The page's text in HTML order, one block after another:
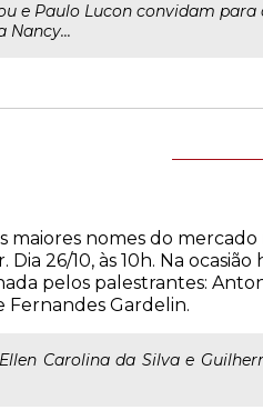
e Paulo Lucon convidam
Nancy...
maiores nomes do
26/10, às 10h. Na ocasião
pelos palestrantes:
Fernandes Gardelin.
Carolina da Silva e